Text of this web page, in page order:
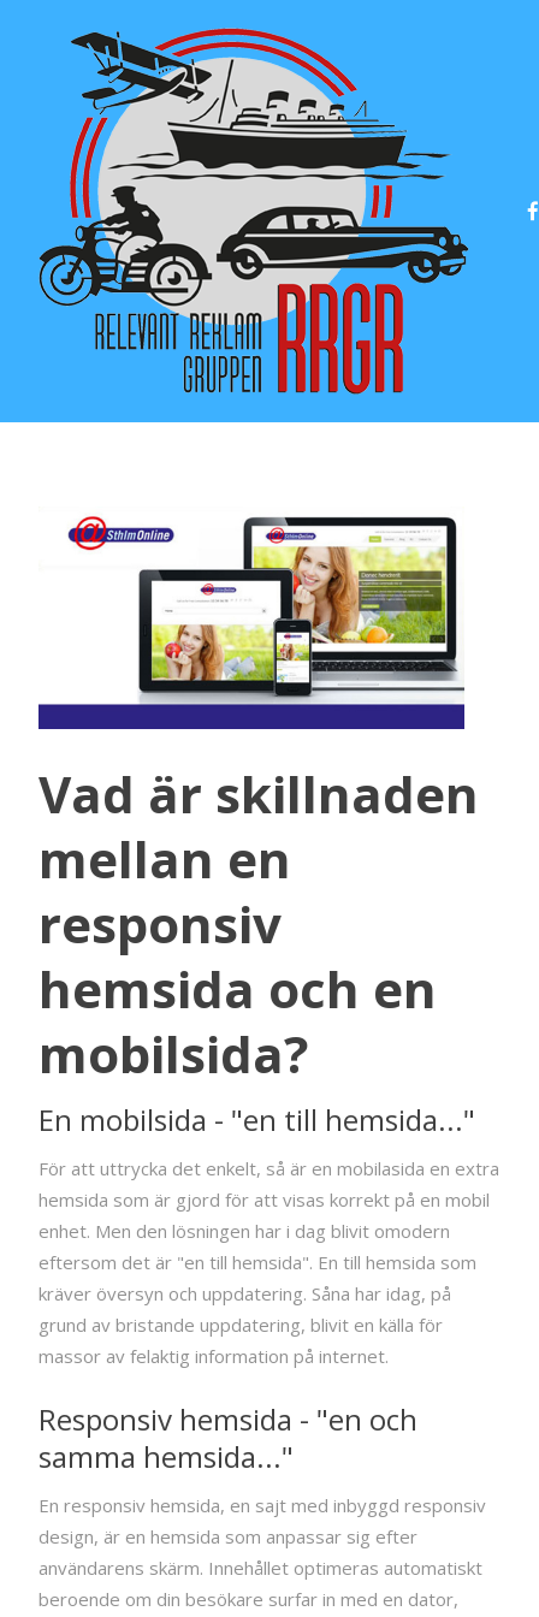
Vad är skillnaden
mellan en
responsiv
hemsida och en
mobilsida?
En mobilsida - "en till hemsida..."
För att uttrycka det enkelt, så är en mobilasida en extra
hemsida som är gjord för att visas korrekt på en mobil
enhet. Men den lösningen har i dag blivit omodern
eftersom det är "en till hemsida". En till hemsida som
kräver översyn och uppdatering. Såna har idag, på
grund av bristande uppdatering, blivit en källa för
massor av felaktig information på internet.
Responsiv hemsida - "en och
samma hemsida..."
En responsiv hemsida, en sajt med inbyggd responsiv
design, är en hemsida som anpassar sig efter
användarens skärm. Innehållet optimeras automatiskt
beroende om din besökare surfar in med en dator,